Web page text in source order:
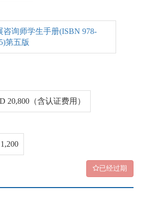
咨询师学生手册(ISBN 978-
第五版
（含认证费用）
已经过期